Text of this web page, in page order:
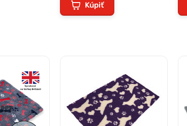
Kúpiť